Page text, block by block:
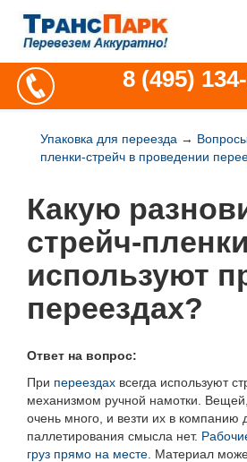
8 (495)
Упаковка для переезда →
пленки-стрейч в проведении
Какую
стрейч-пленки
используют
переездах?
Ответ на вопрос:
При переездах всегда используют
механизмом ручной намотки.
очень много, и везти их в компанию
паллетирования смысла нет.
груз прямо на месте . Материал